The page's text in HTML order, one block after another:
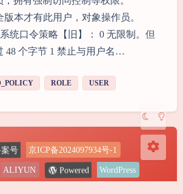
Sans Serif Serif
版本才有此用户，对象操作员。
统口令策略【旧】： 0 无限制。但
48 个字节 1 禁止与用户名…
ROLE USER
号 京ICP备2024097934号-1
ALIYUN Powered WordPress